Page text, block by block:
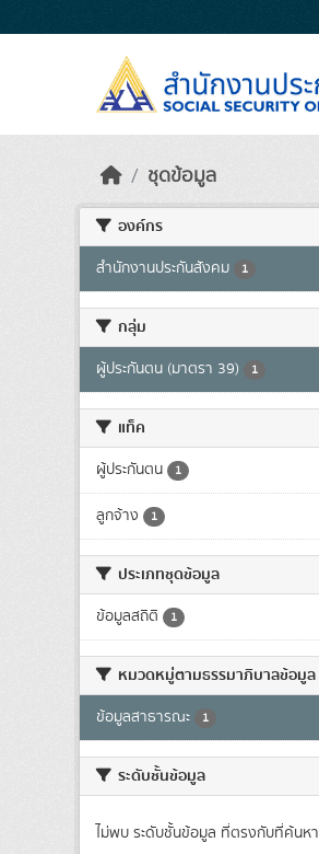
ชุดข้อมูล
องค์กร
สำนักงานประกันสังคม 1
กลุ่ม
ผู้ประกันตน (มาตรา 39) 1
แท็ค
ผู้ประกันตน 1
ลูกจ้าง 1
ประเภทชุดข้อมูล
ข้อมูลสถิติ 1
หมวดหมู่ตามธรรมาภิบาลข้อมูล
ข้อมูลสาธารณะ 1
ระดับชั้นข้อมูล
ไม่พบ ระดับชั้นข้อมูล ที่ตรงกับที่ค้นหา